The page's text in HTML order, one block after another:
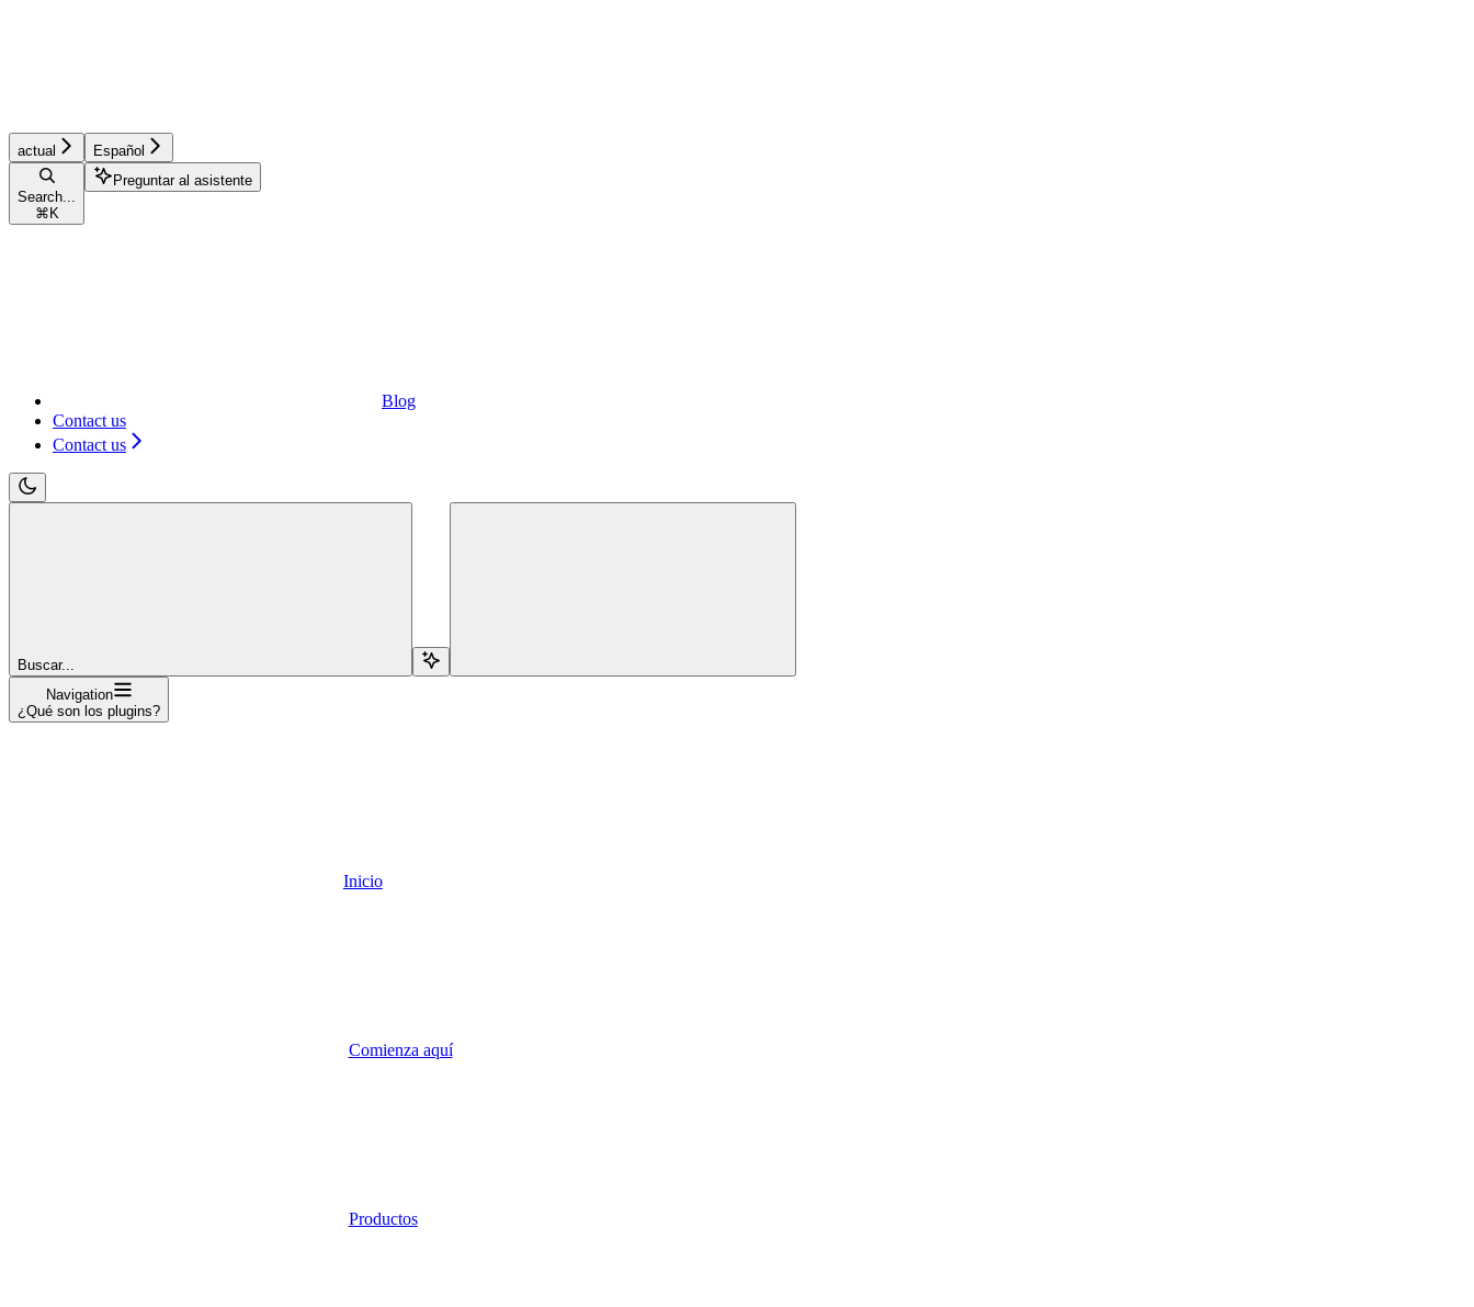
actual Español
Search...
⌘ K
Preguntar al asistente
Blog
Contact us
Contact us
Buscar...
Navigation
¿Qué son los plugins?
Inicio
Comienza aquí
Productos